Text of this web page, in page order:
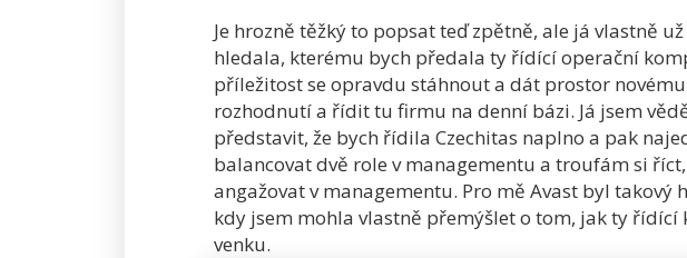
Je hrozně těžký to popsat teď zpětně, ale já vlastně
hledala, kterému bych předala ty řídící operační
příležitost se opravdu stáhnout a dát prostor
rozhodnutí a řídit tu firmu na denní bázi. Já jsem
představit, že bych řídila Czechitas naplno a pak
balancovat dvě role v managementu a troufám si
angažovat v managementu. Pro mě Avast byl
kdy jsem mohla vlastně přemýšlet o tom, jak ty
venku.